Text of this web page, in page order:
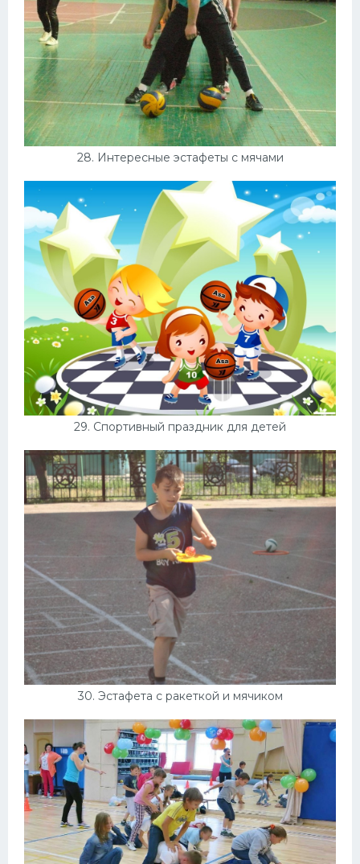
28. Интересные эстафеты с мячами
29. Спортивный праздник для детей
30. Эстафета с ракеткой и мячиком